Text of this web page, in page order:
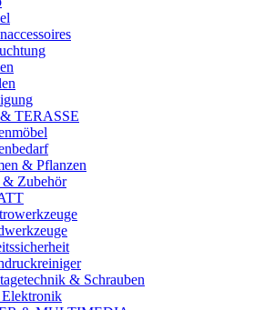
TERASSE
& Pflanzen
Zubehör
& Schrauben